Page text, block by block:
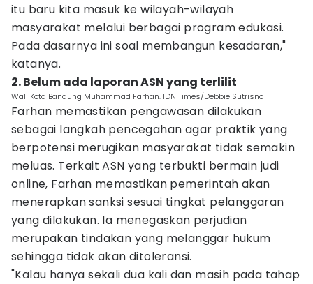
itu baru kita masuk ke wilayah-wilayah
masyarakat melalui berbagai program edukasi.
Pada dasarnya ini soal membangun kesadaran,"
katanya.
2. Belum ada laporan ASN yang terlilit
Wali Kota Bandung Muhammad Farhan. IDN Times/Debbie Sutrisno
Farhan memastikan pengawasan dilakukan
sebagai langkah pencegahan agar praktik yang
berpotensi merugikan masyarakat tidak semakin
meluas. Terkait ASN yang terbukti bermain judi
online, Farhan memastikan pemerintah akan
menerapkan sanksi sesuai tingkat pelanggaran
yang dilakukan. Ia menegaskan perjudian
merupakan tindakan yang melanggar hukum
sehingga tidak akan ditoleransi.
"Kalau hanya sekali dua kali dan masih pada tahap